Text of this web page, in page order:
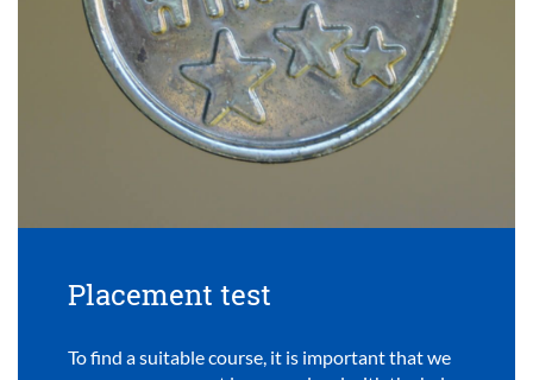
Placement test
To find a suitable course, it is important that we